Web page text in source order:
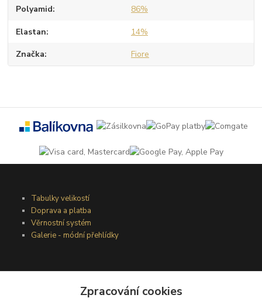
Polyamid 86%
Elastan 14%
Značka Fiore
Tabulky velikostí
Doprava a platba
Věrnostní systém
Galerie - módní přehlídky
Obchodní podmínky
Ochrana osobních údajů
Zpracování cookies